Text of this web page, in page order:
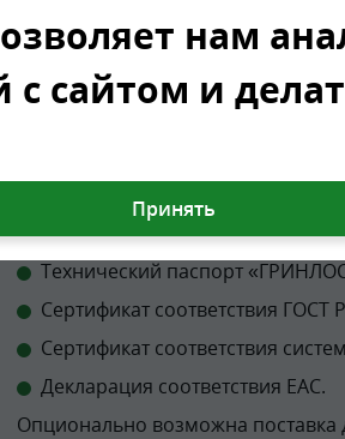
30
Крышка технического люка
Технический паспорт
Сертификат соответствия ГОСТ
Сертификат соответствия
Декларация соответствия EAC.
Опционально возможна
нам
с сайтом и